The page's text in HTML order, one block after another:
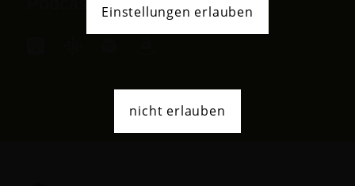
Einstellungen erlauben
nicht erlauben